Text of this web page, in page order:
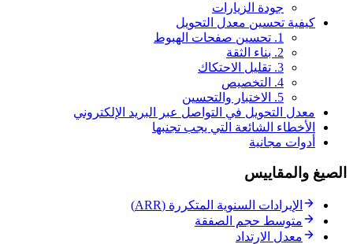
جودة الزيارات
كيفية تحسين معدل التحويل
1. تحسين صفحات الهبوط
2. بناء الثقة
3. تقليل الاحتكاك
4. التخصيص
5. الاختبار والتحسين
معدل التحويل في التواصل عبر البريد الإلكتروني
الأخطاء الشائعة التي يجب تجنبها
أدوات مجانية
الصيغ والمقاييس
الإيرادات السنوية المتكررة (ARR)
متوسط حجم الصفقة
معدل الارتداد